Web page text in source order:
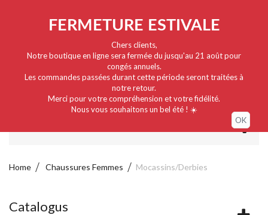
FERMETURE ESTIVALE
Chers clients,
Notre boutique en ligne sera fermée du jusqu'au 21 août pour
congés annuels.
Les commandes passées durant cette période seront traitées à
notre retour.
Merci pour votre compréhension et votre fidélité.
Nous vous souhaitons un bel été ! ☀️
OK
Home Chaussures Femmes Mocassins/Derbies
Catalogus